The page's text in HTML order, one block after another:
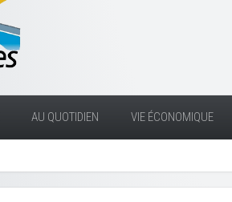
AU QUOTIDIEN VIE ÉCONOMIQUE